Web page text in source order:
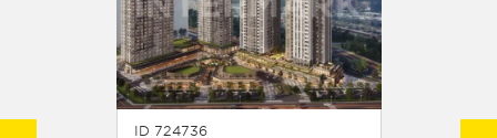
ID 724736